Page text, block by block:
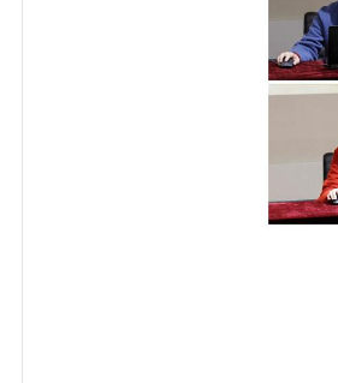
全体中层
讨论，校领
集中交流研
科研处、教